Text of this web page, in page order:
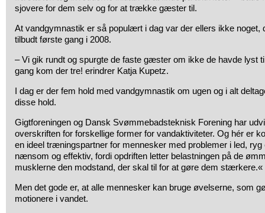
sjovere for dem selv og for at trække gæster til.
At vandgymnastik er så populært i dag var der ellers ikke noget,
tilbudt første gang i 2008.
– Vi gik rundt og spurgte de faste gæster om ikke de havde lyst
gang kom der tre! erindrer Katja Kupetz.
I dag er der fem hold med vandgymnastik om ugen og i alt
disse hold.
Gigtforeningen og Dansk Svømmebadsteknisk Forening har
overskriften for forskellige former for vandaktiviteter. Og hér er
en ideel træningspartner for mennesker med problemer i led,
nænsom og effektiv, fordi opdriften letter belastningen på de
musklerne den modstand, der skal til for at gøre dem stærkere.«
Men det gode er, at alle mennesker kan bruge øvelserne, som
motionere i vandet.